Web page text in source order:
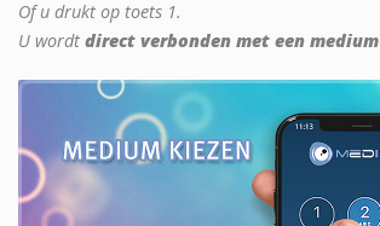
Of u drukt op toets 1.
U wordt direct verbonden met een medium